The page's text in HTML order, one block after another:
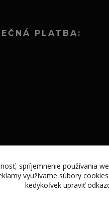
PLATBA:
spríjemnenie používania
využívame súbory
kedykoľvek upraviť